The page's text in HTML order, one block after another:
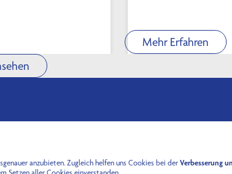
Mehr Erfahren
anzubieten. Zugleich helfen uns Cookies bei der Verbesserung